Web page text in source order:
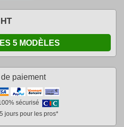
HT
5 MODÈLES
paiement
sécurisé
jours pour les pros*